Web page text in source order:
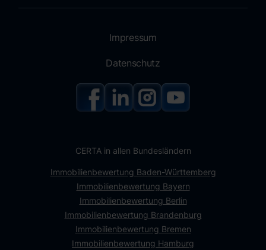
Impressum
Datenschutz
CERTA in allen Bundesländern
Immobilienbewertung Baden-Württemberg
Immobilienbewertung Bayern
Immobilienbewertung Berlin
Immobilienbewertung Brandenburg
Immobilienbewertung Bremen
Immobilienbewertung Hamburg